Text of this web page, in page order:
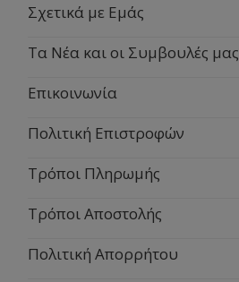
Σχετικά με Εμάς
Τα Νέα και οι Συμβουλές μας
Επικοινωνία
Πολιτική Επιστροφών
Τρόποι Πληρωμής
Τρόποι Αποστολής
Πολιτική Απορρήτου